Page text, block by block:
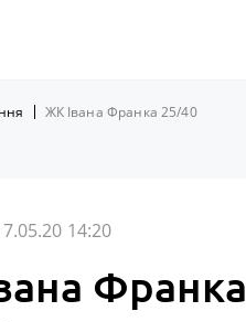
ЖК Івана Франка 25/40
14:20
Франка